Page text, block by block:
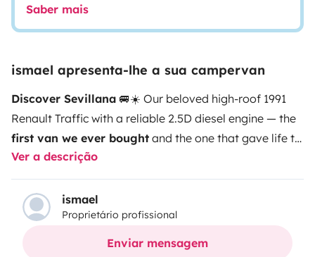
Saber mais
ismael apresenta-lhe a sua campervan
Discover Sevillana 🚐☀️ Our beloved high-roof 1991
Renault Traffic with a reliable 2.5D diesel engine — the
first van we ever bought and the one that gave life to
the dream ofMy Little Camper Tenerife
character, charm, and a spirit of adventure,Sevillana
invites you to explore the island at a slow and
soulful pace🐢🌺If you’re looking for a camper with
history, personality, and the heart of our story
Ver a descrição
ismael
Proprietário profissional
Enviar mensagem